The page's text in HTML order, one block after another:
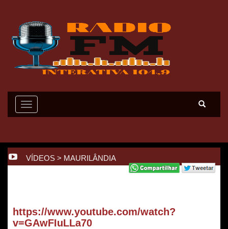
Toggle
navigation
VÍDEOS > MAURILÂNDIA
https://www.youtube.com/watch?
v=GAwFIuLLa70